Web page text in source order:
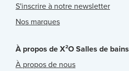
S'inscrire à notre newsletter
Nos marques
À propos de X²O Salles de bains
À propos de nous